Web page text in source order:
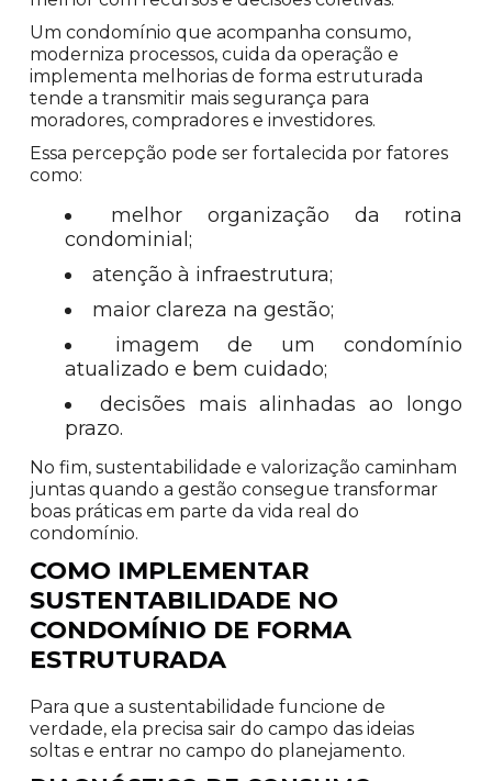
Um condomínio que acompanha consumo,
moderniza processos, cuida da operação e
implementa melhorias de forma estruturada
tende a transmitir mais segurança para
moradores, compradores e investidores.
Essa percepção pode ser fortalecida por fatores
como:
melhor organização da rotina
condominial;
atenção à infraestrutura;
maior clareza na gestão;
imagem de um condomínio
atualizado e bem cuidado;
decisões mais alinhadas ao longo
prazo.
No fim, sustentabilidade e valorização caminham
juntas quando a gestão consegue transformar
boas práticas em parte da vida real do
condomínio.
COMO IMPLEMENTAR
SUSTENTABILIDADE NO
CONDOMÍNIO DE FORMA
ESTRUTURADA
Para que a sustentabilidade funcione de
verdade, ela precisa sair do campo das ideias
soltas e entrar no campo do planejamento.